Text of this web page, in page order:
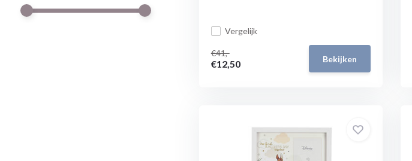
Vergelijk
€41,-
€12,50 Bekijken